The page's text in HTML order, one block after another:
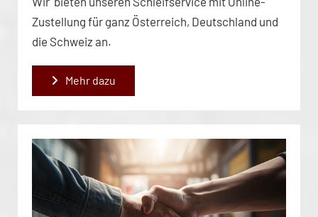
Zustellung für ganz Österreich, Deutschland und
die Schweiz an.
Mehr dazu